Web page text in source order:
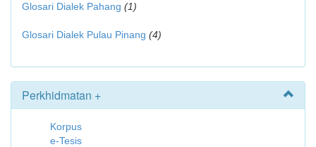
Glosari Dialek Pahang (1)
Glosari Dialek Pulau Pinang (4)
Perkhidmatan +
Korpus
e-Tesis